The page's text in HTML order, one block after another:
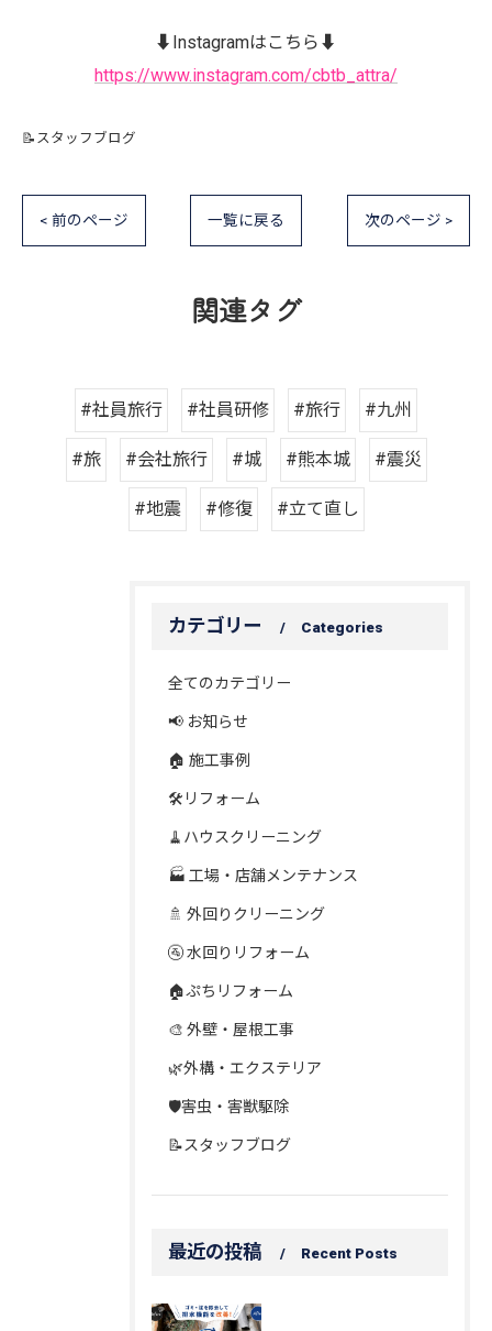
⬇️Instagramはこちら⬇️
https://www.instagram.com/cbtb_attra/
📝スタッフブログ
< 前のページ 一覧に戻る 次のページ >
関連タグ
#社員旅行 #社員研修 #旅行 #九州
#旅 #会社旅行 #城 #熊本城 #震災
#地震 #修復 #立て直し
カテゴリー Categories
全てのカテゴリー
📢 お知らせ
🏠 施工事例
🛠️リフォーム
🧹ハウスクリーニング
🏭 工場・店舗メンテナンス
🚿 外回りクリーニング
🚰 水回りリフォーム
🏠ぷちリフォーム
🎨 外壁・屋根工事
🌿外構・エクステリア
🛡️害虫・害獣駆除
📝スタッフブログ
最近の投稿 Recent Posts